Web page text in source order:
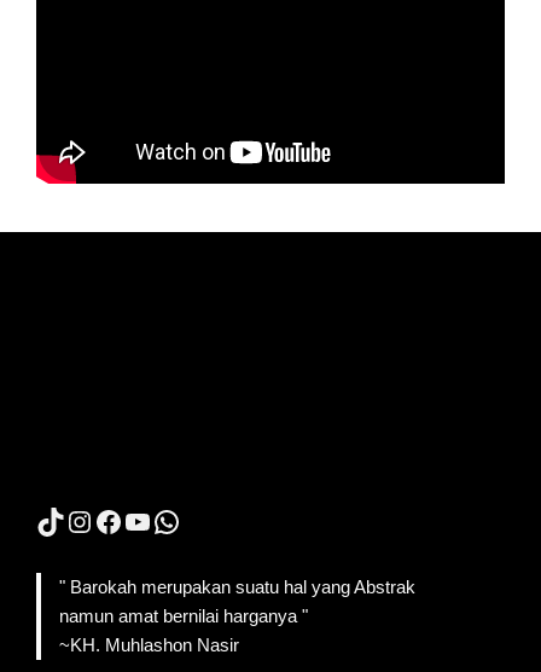
TikTok
Instagram
Facebook
YouTube
WhatsApp
" Barokah merupakan suatu hal yang Abstrak
namun amat bernilai harganya "
~KH. Muhlashon Nasir